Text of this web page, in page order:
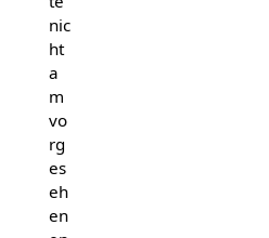
nic
ht
a
m
vo
rg
es
eh
en